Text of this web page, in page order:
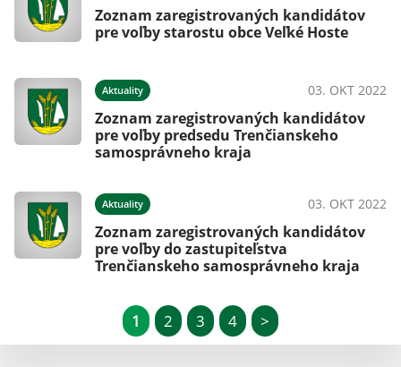
Zoznam zaregistrovaných kandidátov
pre voľby starostu obce Veľké Hoste
Aktuality 03. OKT 2022
Zoznam zaregistrovaných kandidátov
pre voľby predsedu Trenčianskeho
samosprávneho kraja
Aktuality 03. OKT 2022
Zoznam zaregistrovaných kandidátov
pre voľby do zastupiteľstva
Trenčianskeho samosprávneho kraja
1 2 3 4 >